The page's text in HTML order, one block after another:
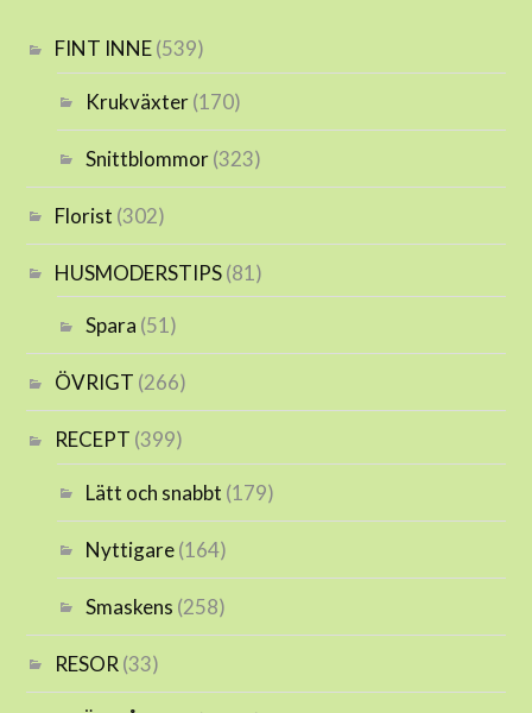
FINT INNE(539)
Krukväxter(170)
Snittblommor(323)
Florist (302)
HUSMODERSTIPS(81)
Spara (51)
ÖVRIGT (266)
RECEPT (399)
Lätt och snabbt (179)
Nyttigare(164)
Smaskens (258)
RESOR (33)